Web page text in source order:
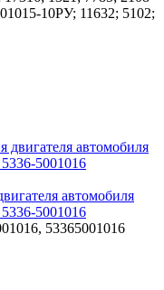
10РУ; 11632; 5102;
автомобиля
5001016
53365001016